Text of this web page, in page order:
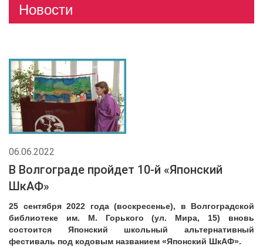
Новости
06.06.2022
В Волгограде пройдет 10-й «Японский
ШкАФ»
25 сентября 2022 года (воскресенье), в Волгоградской
библиотеке им. М. Горького (ул. Мира, 15) вновь
состоится Японский школьный альтернативный
фестиваль под кодовым названием «Японский ШкАФ».